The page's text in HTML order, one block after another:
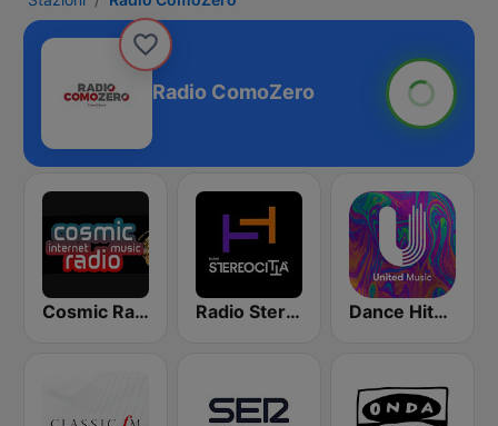
Radio ComoZero
Cosmic Radio Radio Stereocittà Dance Hits 90 - United Music